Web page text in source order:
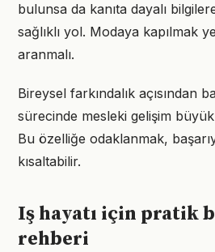
bulunsa da kanıta dayalı
sağlıklı yol. Modaya kapılmak
aranmalı.
Bireysel farkındalık açısından
sürecinde mesleki gelişim
Bu özelliğe odaklanmak,
kısaltabilir.
Iş hayatı için pratik
rehberi